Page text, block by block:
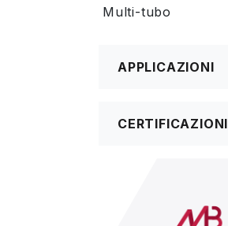
Multi-tubo
APPLICAZIONI
CERTIFICAZIONI